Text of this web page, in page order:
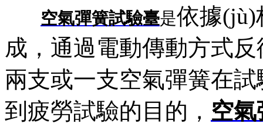
空氣彈簧試驗臺是依據(jù)
成，通過電動傳動方
兩支或一支空氣彈簧在
到疲勞試驗的目的， 空氣